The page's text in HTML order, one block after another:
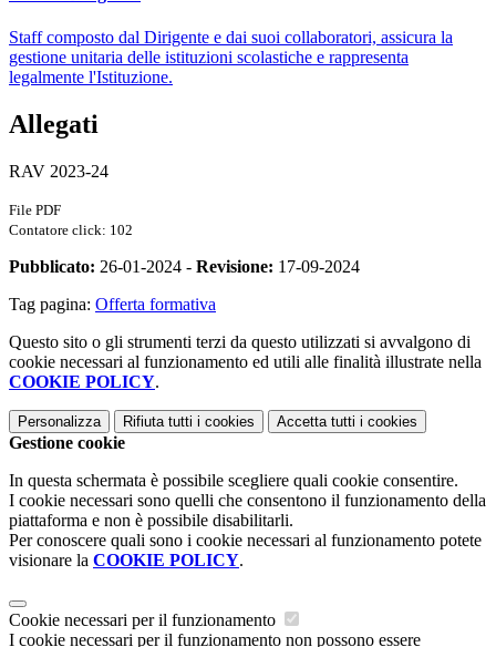
Staff composto dal Dirigente e dai suoi collaboratori, assicura la
gestione unitaria delle istituzioni scolastiche e rappresenta
legalmente l'Istituzione.
Allegati
RAV 2023-24
File PDF
Contatore click: 102
Pubblicato: 26-01-2024 - Revisione: 17-09-2024
Tag pagina: Offerta formativa
Questo sito o gli strumenti terzi da questo utilizzati si avvalgono di
cookie necessari al funzionamento ed utili alle finalità illustrate nella
COOKIE POLICY.
Personalizza Rifiuta tutti i cookies Accetta tutti i cookies
Gestione cookie
In questa schermata è possibile scegliere quali cookie consentire.
I cookie necessari sono quelli che consentono il funzionamento della
piattaforma e non è possibile disabilitarli.
Per conoscere quali sono i cookie necessari al funzionamento potete
visionare la COOKIE POLICY.
Cookie necessari per il funzionamento
I cookie necessari per il funzionamento non possono essere